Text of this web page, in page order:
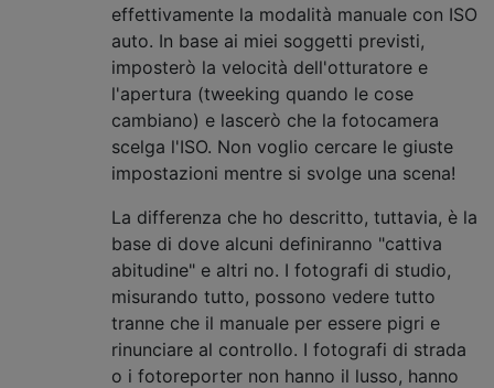
effettivamente la modalità manuale con ISO
auto. In base ai miei soggetti previsti,
imposterò la velocità dell'otturatore e
l'apertura (tweeking quando le cose
cambiano) e lascerò che la fotocamera
scelga l'ISO. Non voglio cercare le giuste
impostazioni mentre si svolge una scena!
La differenza che ho descritto, tuttavia, è la
base di dove alcuni definiranno "cattiva
abitudine" e altri no. I fotografi di studio,
misurando tutto, possono vedere tutto
tranne che il manuale per essere pigri e
rinunciare al controllo. I fotografi di strada
o i fotoreporter non hanno il lusso, hanno